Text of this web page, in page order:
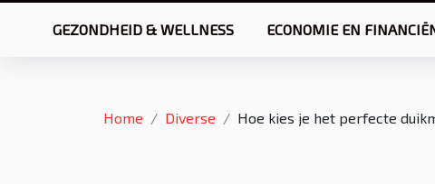
GEZONDHEID & WELLNESS ECONOMIE EN
Home Diverse Hoe kies je het perfecte